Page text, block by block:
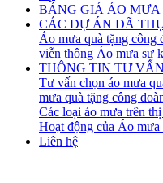
BẢNG GIÁ ÁO MƯA
CÁC DỰ ÁN ĐÃ
Áo mưa quà tặng công
viễn thông Áo mưa sự
THÔNG TIN TƯ VẤN
Tư vấn chọn áo mưa
mưa quà tặng công
Các loại áo mưa trên
Hoạt động của Áo
Liên hệ